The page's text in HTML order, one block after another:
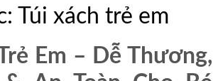
Túi xách trẻ em
Trẻ Em – Dễ Thương,